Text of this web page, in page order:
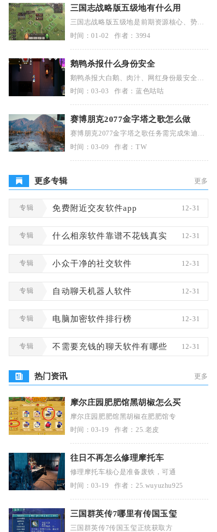
三国志战略版五级地有什么用
三国志战略版五级地是前期资源核心、势力
值主要来源与低损练兵场，更是平民玩家中
后期发育的核心
时间：01-02 作者：3994
鹅鸭杀报什么身份安全
鹅鸭杀报大白鹅、肉汁、网红身份最安全，
鸭子伪装优先选大白鹅、肉汁，中立伪装优
先选大白鹅。
时间：03-03 作者：蓝色咕咕
赛博朋克2077金字塔之歌怎么做
赛博朋克2077金字塔之歌任务需完成朱迪前
置支线“千人千面”并达成特定结局，随后触
发邀约，
时间：03-09 作者：TW
更多专辑 更多
专辑 免费附近交友软件app 12-31
专辑 什么相亲软件靠谱不花钱真实 12-31
专辑 小众干净的社交软件 12-31
专辑 自动聊天机器人软件 12-31
专辑 电脑加密软件排行榜 12-31
专辑 不需要充钱的聊天软件有哪些 12-31
热门资讯 更多
摩尔庄园肥肥馆黑胡椒怎么买
摩尔庄园肥肥馆黑胡椒在肥肥馆专
时间：03-19
作者：25.老皮
往日不再怎么修理摩托车
修理摩托车核心是准备废铁，可通
时间：03-19
作者：25.wuyuzhu925
三国群英传7哪里有传国玉玺
三国群英传7传国玉玺正统获取方